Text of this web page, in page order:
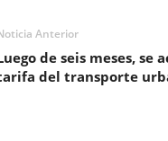
Anterior
de seis meses, se
del transporte